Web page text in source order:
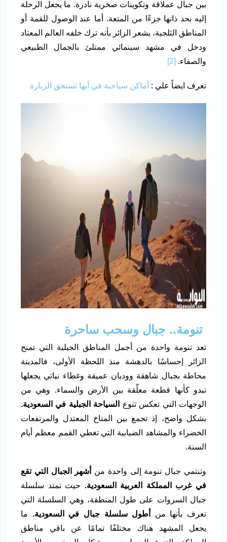
بين جبال عملاقة وتكوينات صخرية نادرة. ما يجعل الرحلة
إليه بحد ذاتها جزءًا من المتعة. أما عند الوصول للقمة أو
المناطق الثلجية، يشعر الزائر بأنه ترك خلفه العالم المعتاد
ودخل في مشهد سينمائي ممتلئ بالجمال الطبيعي
والصفاء. [2]
تعرف ايضاً علي : أماكن سياحية في أبها تستحق الزيارة
تنومة.. جبال وسحب ساحرة
تعد تنومة واحدة من أجمل المناطق الجبلية التي تمنح
الزائر إحساسًا بالدهشة منذ اللحظة الأولى، فالمدينة
محاطة بجبال شاهقة ووديان عميقة وغطاء نباتي يجعلها
تبدو كأنها قطعة معلّقة بين الأرض والسماء. وهي من
الوجهات التي تعكس تنوع
السياحة الجبلية في السعودية.
بشكل واضح، إذ تجمع بين المناخ المعتدل والمرتفعات
الخضراء والمشاهد الضبابية التي تغطي القمم معظم أيام
السنة.
وتنتمي جبال تنومة إلى واحدة من
أشهر الجبال التي تقع
في غرب المملكة العربية السعودية. حيث تمتد سلسلة
جبال السروات على طول المنطقة، وهي السلسلة التي
تعرف بأنها من
أطول سلسلة جبال في السعودية. ما
يجعل المشهد هناك مختلفًا تمامًا عن باقي مناطق